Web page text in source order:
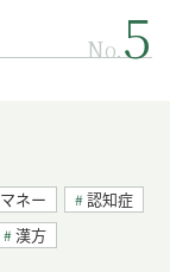
No.
マネー
認知症
漢方